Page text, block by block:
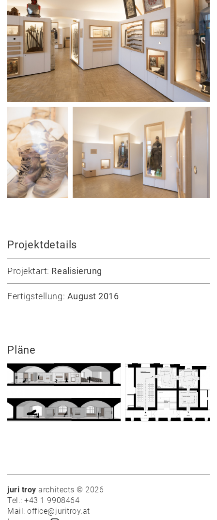
News
Projekte
Auswahl
Öffentlich
Holzbau
Massivbau
Wettbewerbe
Umbau
Alle
Auszeichnungen
Modelle
Skizzenbücher
Hammerkollektion
Jobs
Projektdetails
Projektart: Realisierung
Fertigstellung: August 2016
Pläne
juri troy architects © 2026
Tel.: +43 1 9908464
Mail: office@juritroy.at